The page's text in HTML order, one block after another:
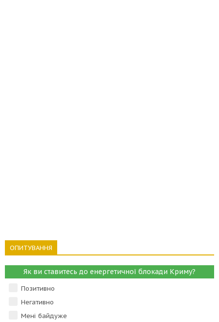
ОПИТУВАННЯ
Як ви ставитесь до енергетичної блокади Криму?
Позитивно
Негативно
Мені байдуже